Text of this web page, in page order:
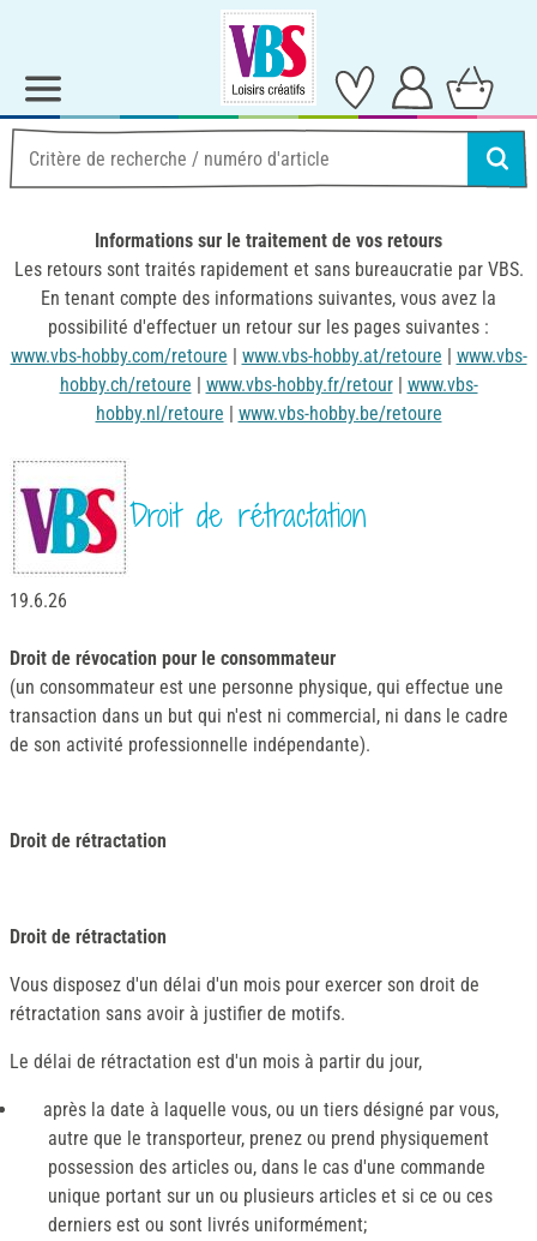
Informations sur le traitement de vos retours
Les retours sont traités rapidement et sans bureaucratie par VBS.
En tenant compte des informations suivantes, vous avez la
possibilité d'effectuer un retour sur les pages suivantes :
www.vbs-hobby.com/retoure | www.vbs-hobby.at/retoure | www.vbs-
hobby.ch/retoure | www.vbs-hobby.fr/retour| www.vbs-
hobby.nl/retoure | www.vbs-hobby.be/retoure
Droit de rétractation
19.6.26
Droit de révocation pour le consommateur
(un consommateur est une personne physique, qui effectue une
transaction dans un but qui n'est ni commercial, ni dans le cadre
de son activité professionnelle indépendante).
Droit de rétractation
Droit de rétractation
Vous disposez d'un délai d'un mois pour exercer son droit de
rétractation sans avoir à justifier de motifs.
Le délai de rétractation est d'un mois à partir du jour,
après la date à laquelle vous, ou un tiers désigné par vous,
autre que le transporteur, prenez ou prend physiquement
possession des articles ou, dans le cas d'une commande
unique portant sur un ou plusieurs articles et si ce ou ces
derniers est ou sont livrés uniformément;